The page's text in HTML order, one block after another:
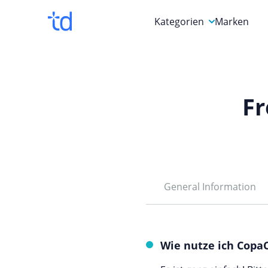
Kategorien Marken
General Information
Wie nutze ich